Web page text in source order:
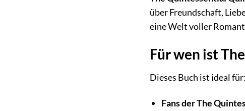
über Freundschaft,
eine Welt voller
Für wen ist
Dieses Buch ist ideal für:
Fans der The